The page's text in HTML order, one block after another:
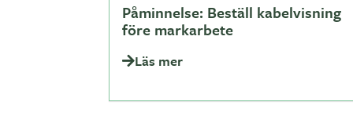
Påminnelse: Beställ kabelvisning
före markarbete
Läs mer